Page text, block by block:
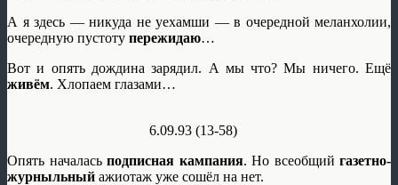
А я здесь — никуда не уехамши — в очередной меланхолии,
очередную пустоту пережидаю…
Вот и опять дождина зарядил. А мы что? Мы ничего. Ещё
живём. Хлопаем глазами…
6.09.93 (13-58)
Опять началась подписная кампания. Но всеобщий газетно-
журныльный ажиотаж уже сошёл на нет.